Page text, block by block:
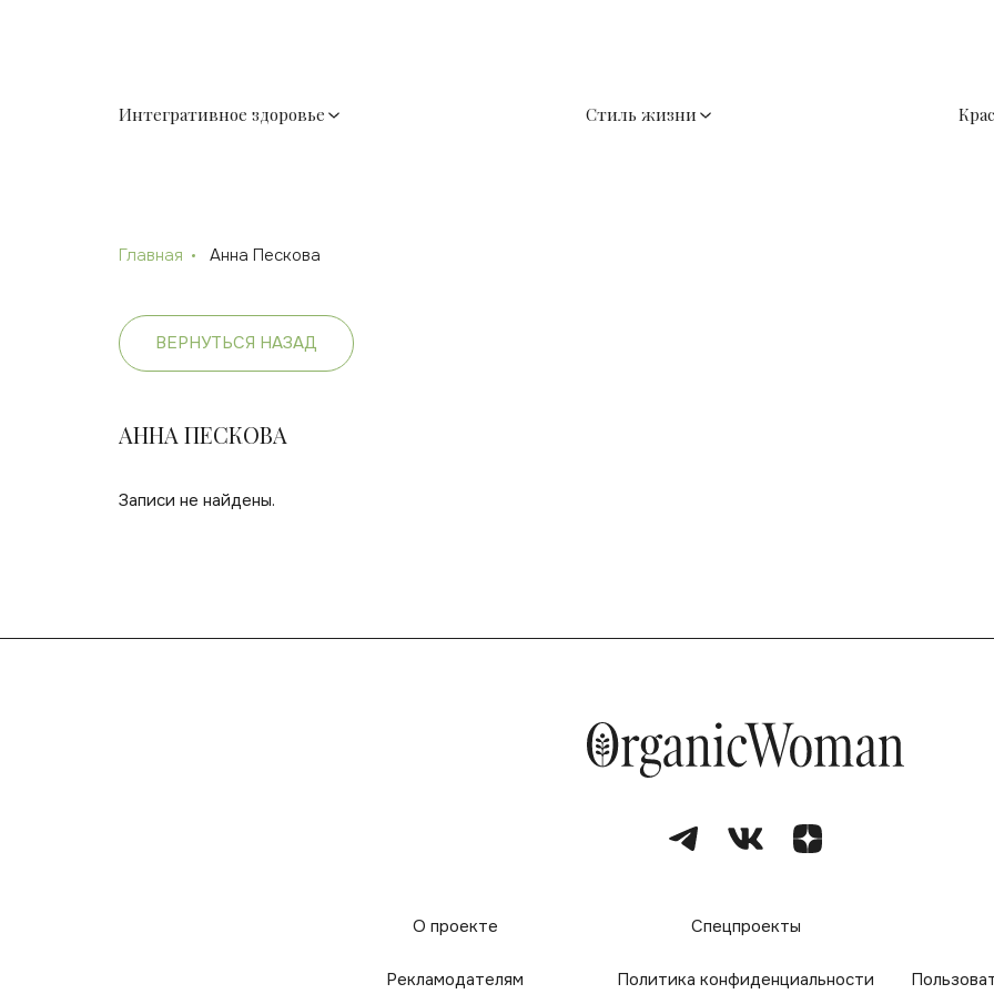
Интегративное здоровье Стиль жизни
Главная Анна Пескова
ВЕРНУТЬСЯ НАЗАД
АННА ПЕСКОВА
Записи не найдены.
О проекте Спецпроекты
Рекламодателям Политика конфиденциальности